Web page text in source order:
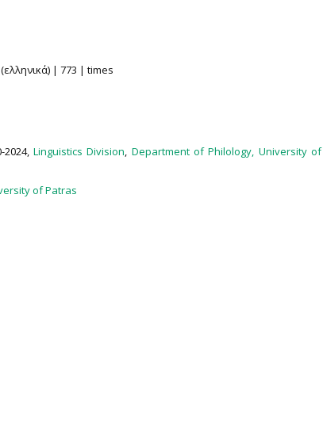
| 773 | times
Linguistics Division, Department of Philology, University of
of Patras